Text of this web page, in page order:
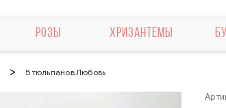
РОЗЫ ХРИЗАНТЕМЫ
> 5 тюльпанов Любовь